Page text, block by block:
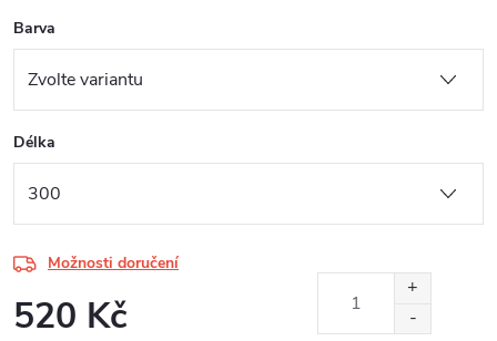
Barva
Délka
Možnosti doručení
520 Kč